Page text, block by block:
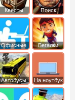
Квесты
Поиск
предметов
Офисные Бегалки
Автобусы На ноутбук